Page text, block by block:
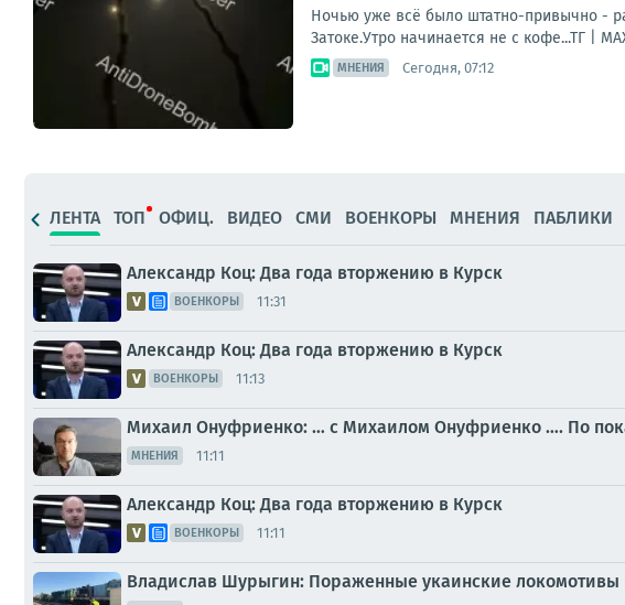
Ночью уже всё было штатно-привычно -
Затоке.Утро начинается не с кофе...ТГ |
МНЕНИЯ Сегодня, 07:12
ЛЕНТА ТОП ОФИЦ. ВИДЕО СМИ ВОЕНКОРЫ МНЕНИЯ ПАБЛИКИ
Александр Коц: Два года вторжению в Курск
ВОЕНКОРЫ 11:31
Александр Коц: Два года вторжению в Курск
ВОЕНКОРЫ 11:13
Михаил Онуфриенко: … с Михаилом Онуфриенко …. По
МНЕНИЯ 11:11
Александр Коц: Два года вторжению в Курск
ВОЕНКОРЫ 11:11
Владислав Шурыгин: Пораженные укаинские локомотивы